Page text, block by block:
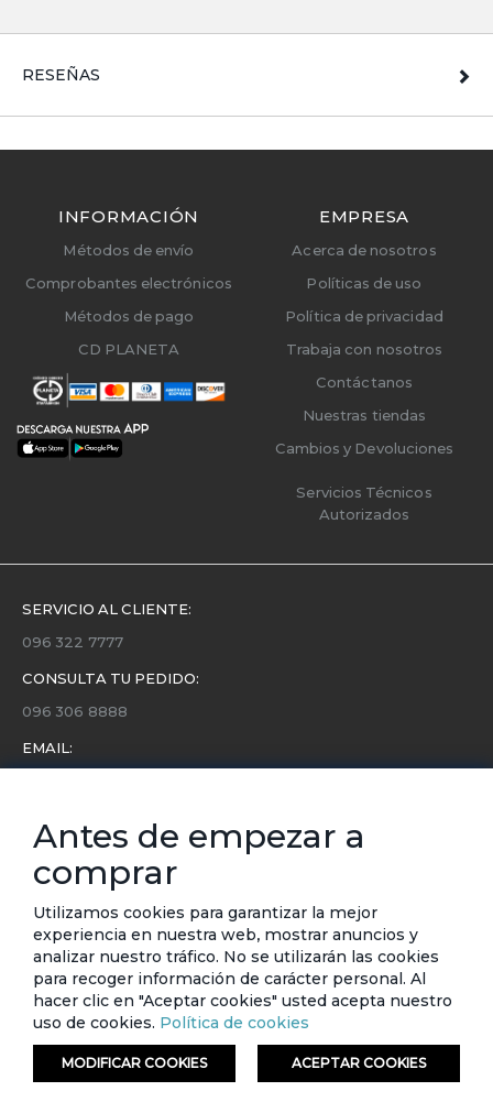
RESEÑAS
INFORMACIÓN
Métodos de envío
Comprobantes electrónicos
Métodos de pago
CD PLANETA
EMPRESA
Acerca de nosotros
Políticas de uso
Política de privacidad
Trabaja con nosotros
Contáctanos
Nuestras tiendas
Cambios y Devoluciones
Servicios Técnicos
Autorizados
SERVICIO AL CLIENTE:
096 322 7777
CONSULTA TU PEDIDO:
096 306 8888
EMAIL:
Conoce toda la información sobre últimas colecciones,
eventos y ofertas.
Subscríbete a nuestro newsletter
SUSCRIBIRSE
© ETAFASHION 2023. Todos los derechos reservados.
Antes de empezar a
comprar
Utilizamos cookies para garantizar la mejor
experiencia en nuestra web, mostrar anuncios y
analizar nuestro tráfico. No se utilizarán las cookies
para recoger información de carácter personal. Al
hacer clic en "Aceptar cookies" usted acepta nuestro
uso de cookies. Política de cookies
MODIFICAR COOKIES ACEPTAR COOKIES